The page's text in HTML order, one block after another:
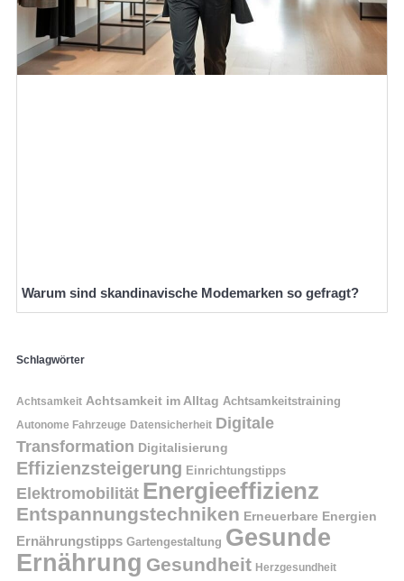
Warum sind skandinavische Modemarken so gefragt?
Schlagwörter
Achtsamkeit Achtsamkeit im Alltag Achtsamkeitstraining
Autonome Fahrzeuge Datensicherheit Digitale
Transformation Digitalisierung
Effizienzsteigerung Einrichtungstipps
Elektromobilität Energieeffizienz
Entspannungstechniken Erneuerbare Energien
Ernährungstipps Gartengestaltung Gesunde
Ernährung Gesundheit Herzgesundheit